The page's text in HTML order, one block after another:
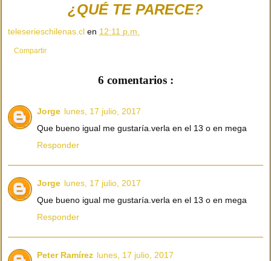
¿QUÉ TE PARECE?
teleserieschilenas.cl en 12:11 p.m.
Compartir
6 comentarios :
Jorge lunes, 17 julio, 2017
Que bueno igual me gustaría.verla en el 13 o en mega
Responder
Jorge lunes, 17 julio, 2017
Que bueno igual me gustaría.verla en el 13 o en mega
Responder
Peter Ramírez lunes, 17 julio, 2017